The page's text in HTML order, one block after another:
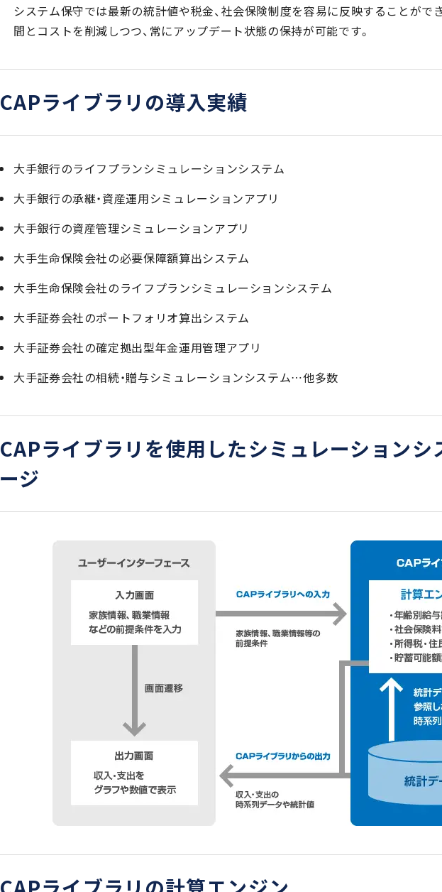
システム保守では最新の統計値や税金、社会保険制度を容易に反映することがで
間とコストを削減しつつ、常にアップデート状態の保持が可能です。
CAPライブラリの導入実績
大手銀行のライフプランシミュレーションシステム
大手銀行の承継・資産運用シミュレーションアプリ
大手銀行の資産管理シミュレーションアプリ
大手生命保険会社の必要保障額算出システム
大手生命保険会社のライフプランシミュレーションシステム
大手証券会社のポートフォリオ算出システム
大手証券会社の確定拠出型年金運用管理アプリ
大手証券会社の相続・贈与シミュレーションシステム…他多数
CAPライブラリを使用したシミュレーションシ
ージ